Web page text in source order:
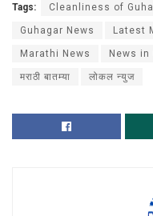
Tags: Cleanliness of
Guhagar News Latest
Marathi News News in
मराठी बातम्या लोकल न्युज